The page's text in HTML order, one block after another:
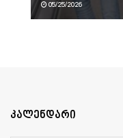
05/25/2026
კალენდარი